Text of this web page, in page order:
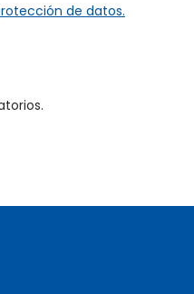
de datos.